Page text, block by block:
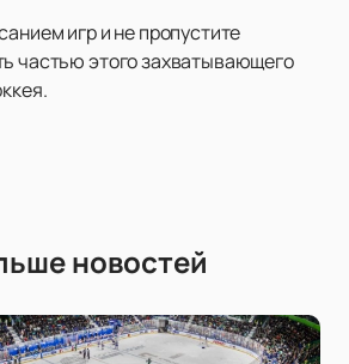
игр и не пропустите
частью этого захватывающего
новостей